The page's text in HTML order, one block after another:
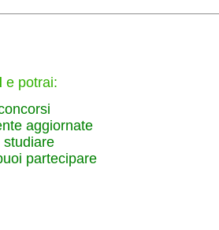
e potrai:
aggiornate
studiare
partecipare